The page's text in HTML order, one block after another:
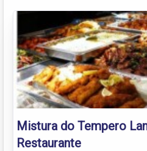
Mistura do Tempero
Restaurante